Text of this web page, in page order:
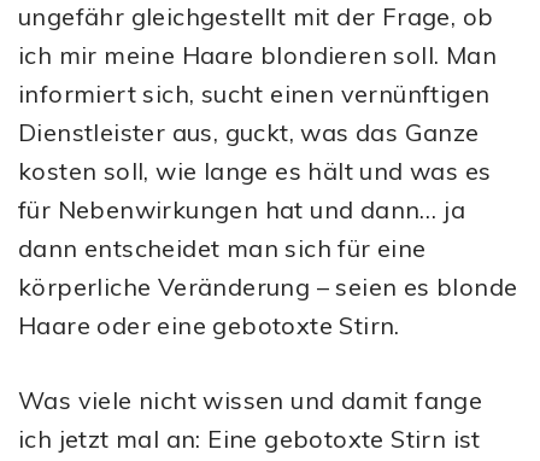
ungefähr gleichgestellt mit der Frage, ob
ich mir meine Haare blondieren soll. Man
informiert sich, sucht einen vernünftigen
Dienstleister aus, guckt, was das Ganze
kosten soll, wie lange es hält und was es
für Nebenwirkungen hat und dann… ja
dann entscheidet man sich für eine
körperliche Veränderung – seien es blonde
Haare oder eine gebotoxte Stirn.
Was viele nicht wissen und damit fange
ich jetzt mal an: Eine gebotoxte Stirn ist